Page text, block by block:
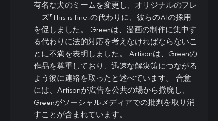
有名な犬のミームを変更し、オリジナルのフレ
ーズ「This is fine」の代わりに、彼らのAIの採用
を促しました。 Greenは、漫画の制作に集中す
る代わりに法的対応を考えなければならないこ
とに不満を表明しました。 Artisanは、Greenの
作品を尊重しており、迅速な解決策につながる
よう彼に連絡を取ったと述べています。 合意
には、Artisanが広告を公共の場から撤廃し、
Greenがソーシャルメディアでの批判を取り消
すことが含まれています。